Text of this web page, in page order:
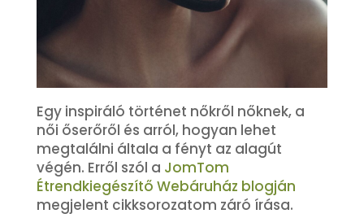
Egy inspiráló történet nőkről nőknek, a
női őserőről és arról, hogyan lehet
megtalálni általa a fényt az alagút
végén. Erről szól a JomTom
Étrendkiegészítő Webáruház blogján
megjelent cikksorozatom záró írása.